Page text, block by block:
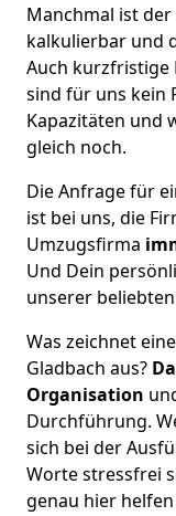
Manchmal ist der
kalkulierbar und
Auch kurzfristige
sind für uns kein
Kapazitäten und
gleich noch.
Die Anfrage für
ist bei uns, die
Umzugsfirma
Und Dein
unserer
Was zeichnet
Gladbach aus?
Organisation
Durchführung.
sich bei der
Worte stressfrei
genau hier